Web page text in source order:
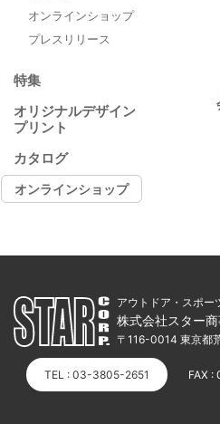
オンラインショップ
プレスリリース
特集
オリジナルデザイン
プリント
カタログ
オンラインショップ
アウトドア・スポー
株式会社スター
〒116-0014 東京都
TEL : 03-3805-2651 FAX